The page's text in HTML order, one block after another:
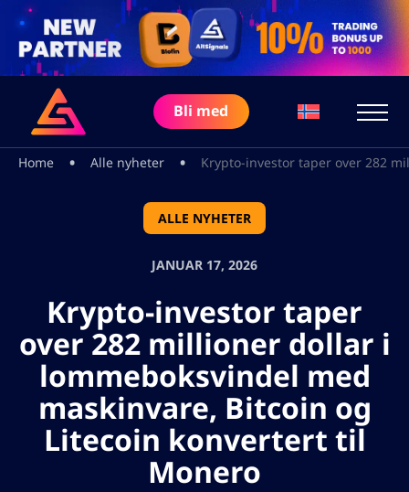
Bli med
Home • Alle nyheter • Krypto-investor taper over 282
ALLE NYHETER
JANUAR 17, 2026
Krypto-investor taper
over 282 millioner dollar i
lommeboksvindel med
maskinvare, Bitcoin og
Litecoin konvertert til
Monero